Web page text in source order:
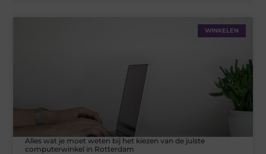
WINKELEN
Alles wat je moet weten bij het kiezen van de juiste
computerwinkel in Rotterdam